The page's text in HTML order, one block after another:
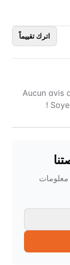
اترك تقييماً
Aucun avis
معلومات